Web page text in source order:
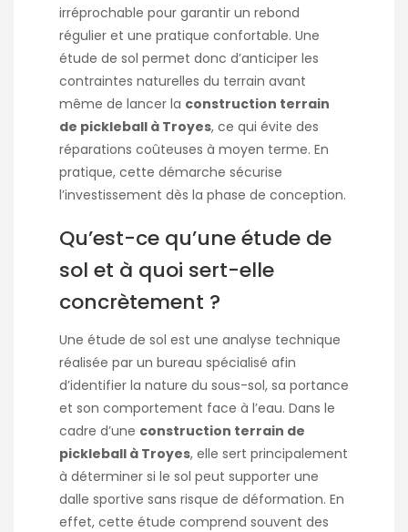
irréprochable pour garantir un rebond
régulier et une pratique confortable. Une
étude de sol permet donc d’anticiper les
contraintes naturelles du terrain avant
même de lancer la construction terrain
de pickleball à Troyes, ce qui évite des
réparations coûteuses à moyen terme. En
pratique, cette démarche sécurise
l’investissement dès la phase de conception.
Qu’est-ce qu’une étude de
sol et à quoi sert-elle
concrètement ?
Une étude de sol est une analyse technique
réalisée par un bureau spécialisé afin
d’identifier la nature du sous-sol, sa portance
et son comportement face à l’eau. Dans le
cadre d’une construction terrain de
pickleball à Troyes, elle sert principalement
à déterminer si le sol peut supporter une
dalle sportive sans risque de déformation. En
effet, cette étude comprend souvent des